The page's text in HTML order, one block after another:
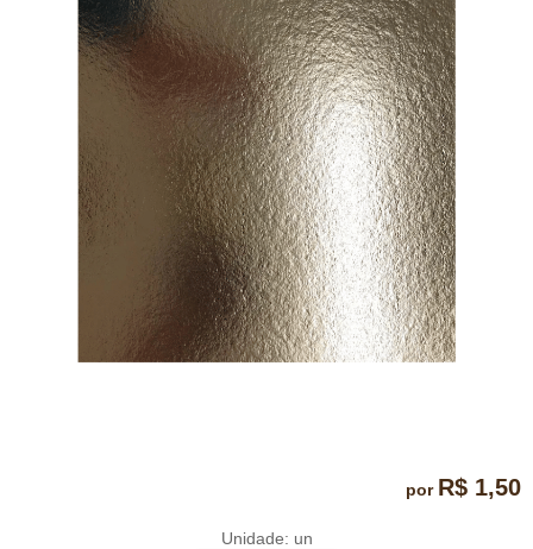
por R$ 1,50
Unidade: un